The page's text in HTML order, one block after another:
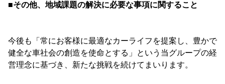
■その他、地域課題の解決に必要な事項に関すること
今後も「常にお客様に最適なカーライフを提案し、豊かで
健全な車社会の創造を使命とする」という当グループの経
営理念に基づき、新たな挑戦を続けてまいります。